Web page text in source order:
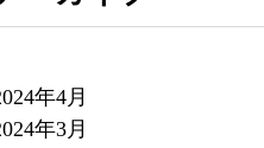
年4月
年3月